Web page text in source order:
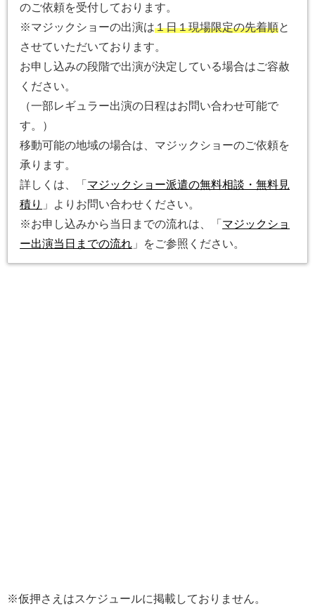
のご依頼を受付しております。
※マジックショーの出演は１日１現場限定の先着順と
させていただいております。
お申し込みの段階で出演が決定している場合はご容赦
ください。
（一部レギュラー出演の日程はお問い合わせ可能で
す。）
移動可能の地域の場合は、マジックショーのご依頼を
承ります。
詳しくは、「 マジックショー派遣の無料相談・無料見
積り 」よりお問い合わせください。
※お申し込みから当日までの流れは、「 マジックショ
ー出演当日までの流れ 」をご参照ください。
※仮押さえはスケジュールに掲載しておりません。